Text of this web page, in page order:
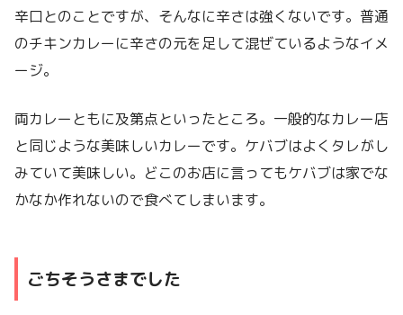
辛口とのことですが、そんなに辛さは強くないです。普通
のチキンカレーに辛さの元を足して混ぜているようなイメ
ージ。
両カレーともに及第点といったところ。一般的なカレー店
と同じような美味しいカレーです。ケバブはよくタレがし
みていて美味しい。どこのお店に言ってもケバブは家でな
かなか作れないので食べてしまいます。
ごちそうさまでした